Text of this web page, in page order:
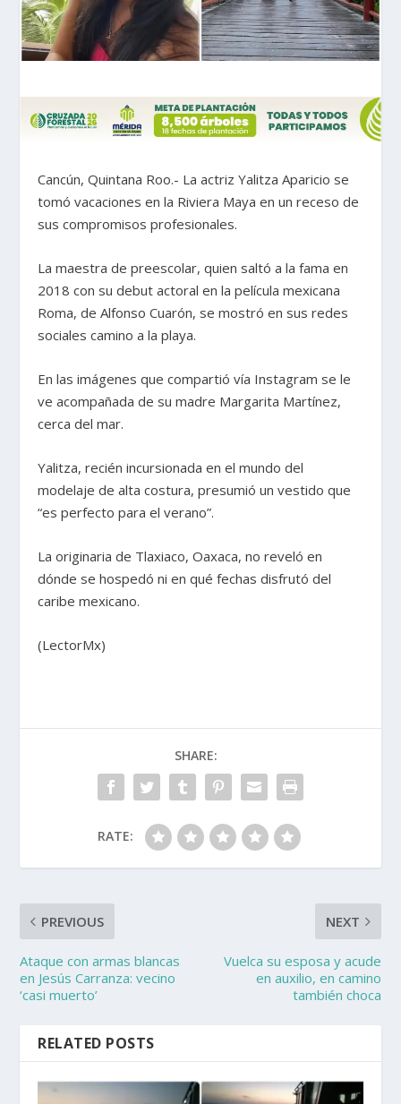
Cancún, Quintana Roo.- La actriz Yalitza Aparicio se
tomó vacaciones en la Riviera Maya en un receso de
sus compromisos profesionales.
La maestra de preescolar, quien saltó a la fama en
2018 con su debut actoral en la película mexicana
Roma, de Alfonso Cuarón, se mostró en sus redes
sociales camino a la playa.
En las imágenes que compartió vía Instagram se le
ve acompañada de su madre Margarita Martínez,
cerca del mar.
Yalitza, recién incursionada en el mundo del
modelaje de alta costura, presumió un vestido que
“es perfecto para el verano”.
La originaria de Tlaxiaco, Oaxaca, no reveló en
dónde se hospedó ni en qué fechas disfrutó del
caribe mexicano.
(LectorMx)
SHARE:
RATE:
PREVIOUS
Ataque con armas blancas
en Jesús Carranza: vecino
‘casi muerto’
NEXT
Vuelca su esposa y acude
en auxilio, en camino
también choca
RELATED POSTS